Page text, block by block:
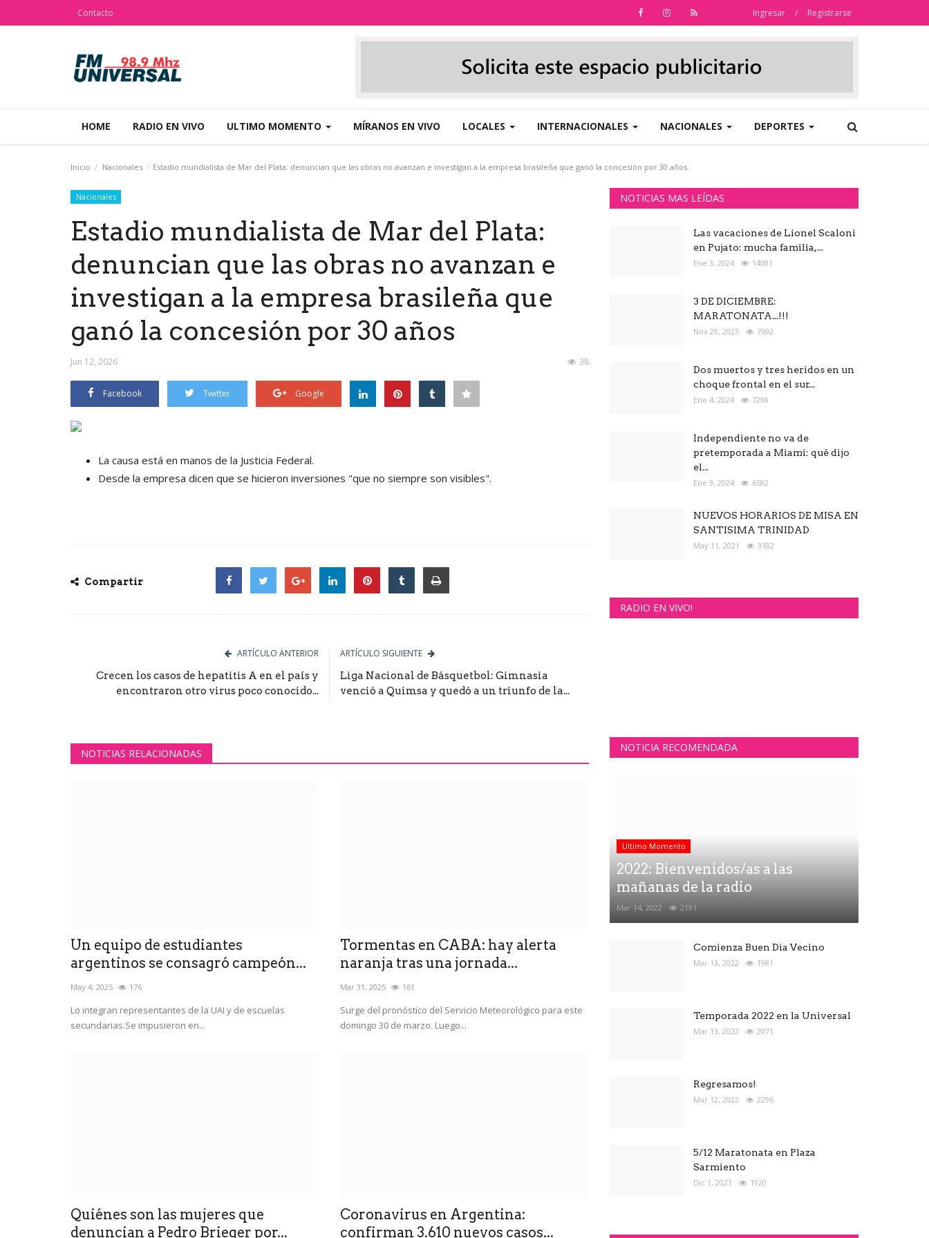
Contacto Ingresar / Registrarse
HOME RADIO EN VIVO ULTIMO MOMENTO MÍRANOS EN VIVO LOCALES INTERNACIONALES NACIONALES DEPORTES
Inicio Nacionales Estadio mundialista de Mar del Plata: denuncian que las obras no avanzan e investigan a la empresa brasileña que ganó la concesión por 30 años
Nacionales
Estadio mundialista de Mar del Plata:
denuncian que las obras no avanzan e
investigan a la empresa brasileña que
ganó la concesión por 30 años
Jun 12, 2026 38
Facebook Twitter Google
La causa está en manos de la Justicia Federal.
Desde la empresa dicen que se hicieron inversiones "que no siempre son visibles".
Compartir
ARTÍCULO ANTERIOR
Crecen los casos de hepatitis A en el país y
encontraron otro virus poco conocido...
ARTÍCULO SIGUIENTE
Liga Nacional de Básquetbol: Gimnasia
venció a Quimsa y quedó a un triunfo de la...
NOTICIAS RELACIONADAS
Un equipo de estudiantes
argentinos se consagró campeón...
May 4, 2025 176
Lo integran representantes de la UAI y de escuelas
secundarias.Se impusieron en...
Tormentas en CABA: hay alerta
naranja tras una jornada...
Mar 31, 2025 161
Surge del pronóstico del Servicio Meteorológico para este
domingo 30 de marzo. Luego...
Quiénes son las mujeres que
denuncian a Pedro Brieger por...
Coronavirus en Argentina:
confirman 3.610 nuevos casos...
NOTICIAS MAS LEÍDAS
Las vacaciones de Lionel Scaloni
en Pujato: mucha familia,...
Ene 3, 2024 14081
3 DE DICIEMBRE:
MARATONATA...!!!
Nov 29, 2023 7692
Dos muertos y tres heridos en un
choque frontal en el sur...
Ene 4, 2024 7298
Independiente no va de
pretemporada a Miami: qué dijo
el...
Ene 3, 2024 6582
NUEVOS HORARIOS DE MISA EN
SANTISIMA TRINIDAD
May 11, 2021 3182
RADIO EN VIVO!
NOTICIA RECOMENDADA
Ultimo Momento
2022: Bienvenidos/as a las
mañanas de la radio
Mar 14, 2022 2191
Comienza Buen Dìa Vecino
Mar 13, 2022 1981
Temporada 2022 en la Universal
Mar 13, 2022 2071
Regresamos!
Mar 12, 2022 2296
5/12 Maratonata en Plaza
Sarmiento
Dic 1, 2021 1920